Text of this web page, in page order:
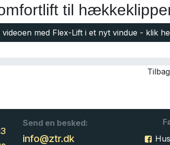
til
videoen med Flex-Lift i et nyt vindue - klik
Send en besked:
info@ztr.dk